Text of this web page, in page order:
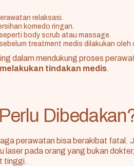
relaksasi.
komedo ringan.
body scrub atau massage.
treatment medis dilakukan oleh
dalam mendukung proses
tindakan medis.
perawatan bisa berakibat fatal.
laser pada orang yang bukan
tinggi.